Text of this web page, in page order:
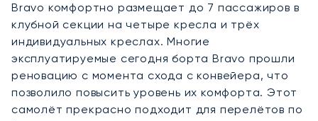
Bravo комфортно размещает до 7 пассажиров в
клубной секции на четыре кресла и трёх
индивидуальных креслах. Многие
эксплуатируемые сегодня борта Bravo прошли
реновацию с момента схода с конвейера, что
позволило повысить уровень их комфорта. Этот
самолёт прекрасно подходит для перелётов по